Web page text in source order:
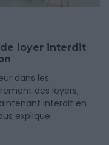
loyer interdit
dans les
des loyers,
interdit en
explique.